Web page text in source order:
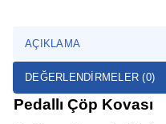
AÇIKLAMA
DEĞERLENDIRMELER (0)
Pedallı Çöp Kovası